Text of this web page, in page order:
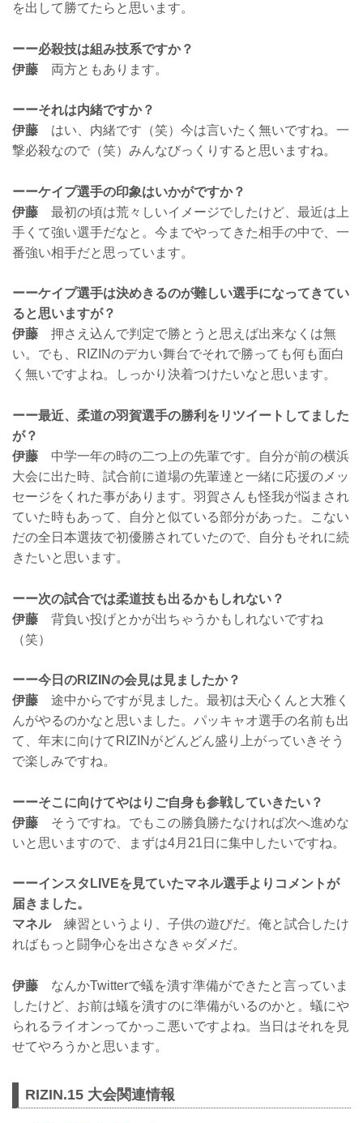
を出して勝てたらと思います。
ーー必殺技は組み技系ですか？
伊藤 両方ともあります。
ーーそれは内緒ですか？
伊藤 はい、内緒です（笑）今は言いたく無いですね。一
撃必殺なので（笑）みんなびっくりすると思いますね。
ーーケイプ選手の印象はいかがですか？
伊藤 最初の頃は荒々しいイメージでしたけど、最近は上
手くて強い選手だなと。今までやってきた相手の中で、一
番強い相手だと思っています。
ーーケイプ選手は決めきるのが難しい選手になってきてい
ると思いますが？
伊藤 押さえ込んで判定で勝とうと思えば出来なくは無
い。でも、RIZINのデカい舞台でそれで勝っても何も面白
く無いですよね。しっかり決着つけたいなと思います。
ーー最近、柔道の羽賀選手の勝利をリツイートしてました
が？
伊藤 中学一年の時の二つ上の先輩です。自分が前の横浜
大会に出た時、試合前に道場の先輩達と一緒に応援のメッ
セージをくれた事があります。羽賀さんも怪我が悩まされ
ていた時もあって、自分と似ている部分があった。こない
だの全日本選抜で初優勝されていたので、自分もそれに続
きたいと思います。
ーー次の試合では柔道技も出るかもしれない？
伊藤 背負い投げとかが出ちゃうかもしれないですね
（笑）
ーー今日のRIZINの会見は見ましたか？
伊藤 途中からですが見ました。最初は天心くんと大雅く
んがやるのかなと思いました。パッキャオ選手の名前も出
て、年末に向けてRIZINがどんどん盛り上がっていきそう
で楽しみですね。
ーーそこに向けてやはりご自身も参戦していきたい？
伊藤 そうですね。でもこの勝負勝たなければ次へ進めな
いと思いますので、まずは4月21日に集中したいですね。
ーーインスタLIVEを見ていたマネル選手よりコメントが
届きました。
マネル練習というより、子供の遊びだ。俺と試合したけ
ればもっと闘争心を出さなきゃダメだ。
伊藤 なんかTwitterで蟻を潰す準備ができたと言っていま
したけど、お前は蟻を潰すのに準備がいるのかと。蟻にや
られるライオンってかっこ悪いですよね。当日はそれを見
せてやろうかと思います。
RIZIN.15 大会関連情報